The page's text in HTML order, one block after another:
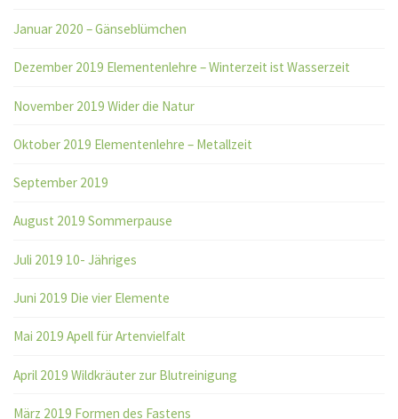
Januar 2020 – Gänseblümchen
Dezember 2019 Elementenlehre – Winterzeit ist Wasserzeit
November 2019 Wider die Natur
Oktober 2019 Elementenlehre – Metallzeit
September 2019
August 2019 Sommerpause
Juli 2019 10- Jähriges
Juni 2019 Die vier Elemente
Mai 2019 Apell für Artenvielfalt
April 2019 Wildkräuter zur Blutreinigung
März 2019 Formen des Fastens